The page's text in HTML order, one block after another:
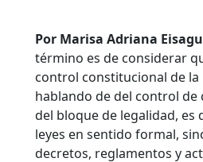
Por Marisa Adriana
término es de considerar
control constitucional de la
hablando de del control
del bloque de legalidad, es
leyes en sentido formal,
decretos, reglamentos y